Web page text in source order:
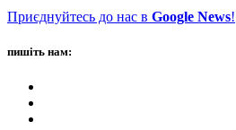
Приєднуйтесь до нас в Google News!
пишіть нам: